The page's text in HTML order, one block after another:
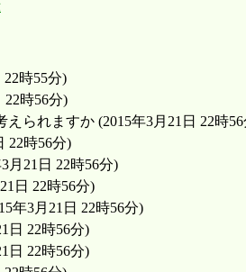
22時55分)
22時56分)
えられますか (2015年3月21日 22時
22時56分)
月21日 22時56分)
日 22時56分)
年3月21日 22時56分)
日 22時56分)
日 22時56分)